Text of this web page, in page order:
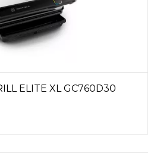
ELITE XL GC760D30